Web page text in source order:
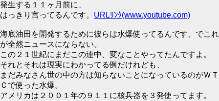
発生する１１ヶ月前に、
はっきり言ってるんです。 URLﾘﾝｸ(www.youtube.com)
海底油田を開発するために彼らは水爆使ってるんです、でこれ
が全然ニュースにならない。
この２１世紀にまだこの連中、変なことやってたんですよ。
それとそれは現実にわかってる例だけれども、
まだみなさん世の中の方は知らないことになっているのがＷＴ
Ｃで使った水爆。
アメリカは２００１年の９１１に核兵器を３発使ってます。